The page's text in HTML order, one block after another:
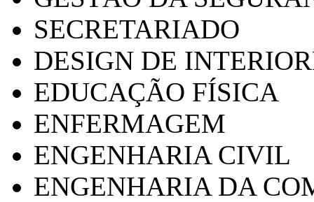
SECRETARIADO
DESIGN DE
EDUCAÇÃO FÍSICA
ENFERMAGEM
ENGENHARIA CIVIL
ENGENHARIA DA